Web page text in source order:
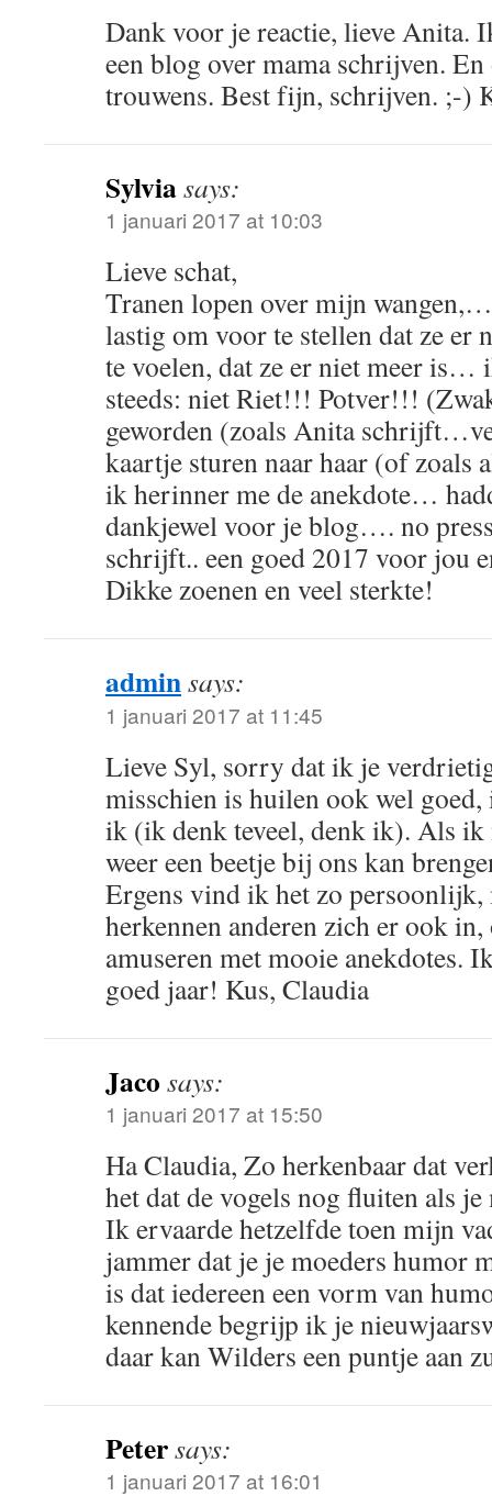
Dank voor je reactie, lieve Anita.
een blog over mama schrijven.
trouwens. Best fijn, schrijven. ;-)
Sylviasays:
1 januari 2017 at 10:03
Lieve schat,
Tranen lopen over mijn
lastig om voor te stellen dat ze er
te voelen, dat ze er niet meer is…
steeds: niet Riet!!! Potver!!!
geworden (zoals Anita
kaartje sturen naar haar (of zoals
ik herinner me de anekdote…
dankjewel voor je blog…. no
schrijft.. een goed 2017 voor jou
Dikke zoenen en veel sterkte!
adminsays:
1 januari 2017 at 11:45
Lieve Syl, sorry dat ik je
misschien is huilen ook wel
ik (ik denk teveel, denk ik). Als
weer een beetje bij ons kan
Ergens vind ik het zo persoonlijk,
herkennen anderen zich er ook
amuseren met mooie anekdotes.
goed jaar! Kus, Claudia
Jaco says:
1 januari 2017 at 15:50
Ha Claudia, Zo herkenbaar dat
het dat de vogels nog fluiten als
Ik ervaarde hetzelfde toen mijn
jammer dat je je moeders humor
is dat iedereen een vorm van
kennende begrijp ik je
daar kan Wilders een puntje aan
Petersays:
1 januari 2017 at 16:01